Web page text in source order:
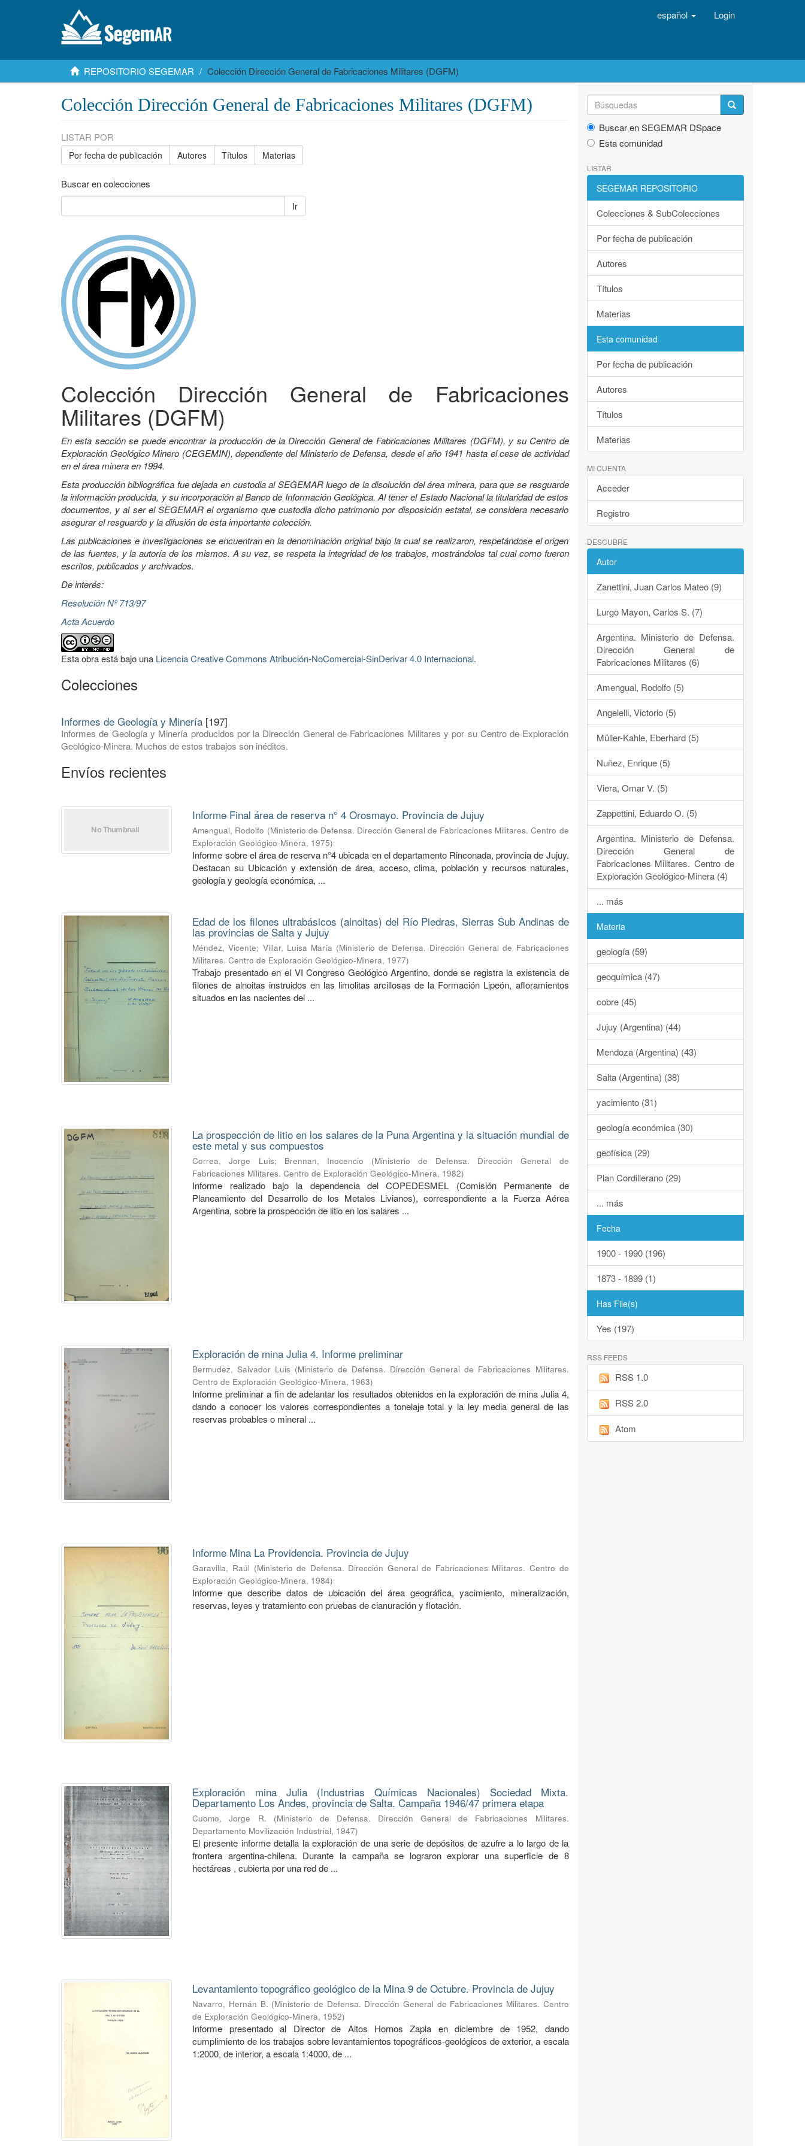
español Login
REPOSITORIO SEGEMAR Colección Dirección General de Fabricaciones Militares (DGFM)
Colección Dirección General de Fabricaciones Militares (DGFM)
LISTAR POR
Por fecha de publicación Autores Títulos Materias
Buscar en colecciones
Ir
Colección Dirección General de Fabricaciones
Militares (DGFM)
En esta sección se puede encontrar la producción de la Dirección General de Fabricaciones Militares (DGFM), y su Centro de
Exploración Geológico Minero (CEGEMIN), dependiente del Ministerio de Defensa, desde el año 1941 hasta el cese de actividad
en el área minera en 1994.
Esta producción bibliográfica fue dejada en custodia al SEGEMAR luego de la disolución del área minera, para que se resguarde
la información producida, y su incorporación al Banco de Información Geológica. Al tener el Estado Nacional la titularidad de estos
documentos, y al ser el SEGEMAR el organismo que custodia dicho patrimonio por disposición estatal, se considera necesario
asegurar el resguardo y la difusión de esta importante colección.
Las publicaciones e investigaciones se encuentran en la denominación original bajo la cual se realizaron, respetándose el origen
de las fuentes, y la autoría de los mismos. A su vez, se respeta la integridad de los trabajos, mostrándolos tal cual como fueron
escritos, publicados y archivados.
De interés:
Resolución Nº 713/97
Acta Acuerdo
Esta obra está bajo una Licencia Creative Commons Atribución-NoComercial-SinDerivar 4.0 Internacional.
Colecciones
Informes de Geología y Minería [197]
Informes de Geología y Minería producidos por la Dirección General de Fabricaciones Militares y por su Centro de Exploración
Geológico-Minera. Muchos de estos trabajos son inéditos.
Envíos recientes
Informe Final área de reserva n° 4 Orosmayo. Provincia de Jujuy
Amengual, Rodolfo (Ministerio de Defensa. Dirección General de Fabricaciones Militares. Centro de
Exploración Geológico-Minera, 1975)
Informe sobre el área de reserva n°4 ubicada en el departamento Rinconada, provincia de Jujuy.
Destacan su Ubicación y extensión de área, acceso, clima, población y recursos naturales,
geología y geología económica, ...
Edad de los filones ultrabásicos (alnoitas) del Río Piedras, Sierras Sub Andinas de
las provincias de Salta y Jujuy
Méndez, Vicente; Villar, Luisa María (Ministerio de Defensa. Dirección General de Fabricaciones
Militares. Centro de Exploración Geológico-Minera, 1977)
Trabajo presentado en el VI Congreso Geológico Argentino, donde se registra la existencia de
filones de alnoitas instruidos en las limolitas arcillosas de la Formación Lipeón, afloramientos
situados en las nacientes del ...
La prospección de litio en los salares de la Puna Argentina y la situación mundial de
este metal y sus compuestos
Correa, Jorge Luis; Brennan, Inocencio (Ministerio de Defensa. Dirección General de
Fabricaciones Militares. Centro de Exploración Geológico-Minera, 1982)
Informe realizado bajo la dependencia del COPEDESMEL (Comisión Permanente de
Planeamiento del Desarrollo de los Metales Livianos), correspondiente a la Fuerza Aérea
Argentina, sobre la prospección de litio en los salares ...
Exploración de mina Julia 4. Informe preliminar
Bermudez, Salvador Luis (Ministerio de Defensa. Dirección General de Fabricaciones Militares.
Centro de Exploración Geológico-Minera, 1963)
Informe preliminar a fin de adelantar los resultados obtenidos en la exploración de mina Julia 4,
dando a conocer los valores correspondientes a tonelaje total y la ley media general de las
reservas probables o mineral ...
Informe Mina La Providencia. Provincia de Jujuy
Garavilla, Raúl (Ministerio de Defensa. Dirección General de Fabricaciones Militares. Centro de
Exploración Geológico-Minera, 1984)
Informe que describe datos de ubicación del área geográfica, yacimiento, mineralización,
reservas, leyes y tratamiento con pruebas de cianuración y flotación.
Exploración mina Julia (Industrias Químicas Nacionales) Sociedad Mixta.
Departamento Los Andes, provincia de Salta. Campaña 1946/47 primera etapa
Cuomo, Jorge R. (Ministerio de Defensa. Dirección General de Fabricaciones Militares.
Departamento Movilización Industrial, 1947)
El presente informe detalla la exploración de una serie de depósitos de azufre a lo largo de la
frontera argentina-chilena. Durante la campaña se lograron explorar una superficie de 8
hectáreas , cubierta por una red de ...
Levantamiento topográfico geológico de la Mina 9 de Octubre. Provincia de Jujuy
Navarro, Hernán B. (Ministerio de Defensa. Dirección General de Fabricaciones Militares. Centro
de Exploración Geológico-Minera, 1952)
Informe presentado al Director de Altos Hornos Zapla en diciembre de 1952, dando
cumplimiento de los trabajos sobre levantamientos topográficos-geológicos de exterior, a escala
1:2000, de interior, a escala 1:4000, de ...
Buscar en SEGEMAR DSpace
Esta comunidad
LISTAR
SEGEMAR REPOSITORIO
Colecciones & SubColecciones
Por fecha de publicación
Autores
Títulos
Materias
Esta comunidad
Por fecha de publicación
Autores
Títulos
Materias
MI CUENTA
Acceder
Registro
DESCUBRE
Autor
Zanettini, Juan Carlos Mateo (9)
Lurgo Mayon, Carlos S. (7)
Argentina. Ministerio de Defensa.
Dirección General de
Fabricaciones Militares (6)
Amengual, Rodolfo (5)
Angelelli, Victorio (5)
Müller-Kahle, Eberhard (5)
Nuñez, Enrique (5)
Viera, Omar V. (5)
Zappettini, Eduardo O. (5)
Argentina. Ministerio de Defensa.
Dirección General de
Fabricaciones Militares. Centro de
Exploración Geológico-Minera (4)
... más
Materia
geología (59)
geoquímica (47)
cobre (45)
Jujuy (Argentina) (44)
Mendoza (Argentina) (43)
Salta (Argentina) (38)
yacimiento (31)
geología económica (30)
geofísica (29)
Plan Cordillerano (29)
... más
Fecha
1900 - 1990 (196)
1873 - 1899 (1)
Has File(s)
Yes (197)
RSS FEEDS
RSS 1.0
RSS 2.0
Atom